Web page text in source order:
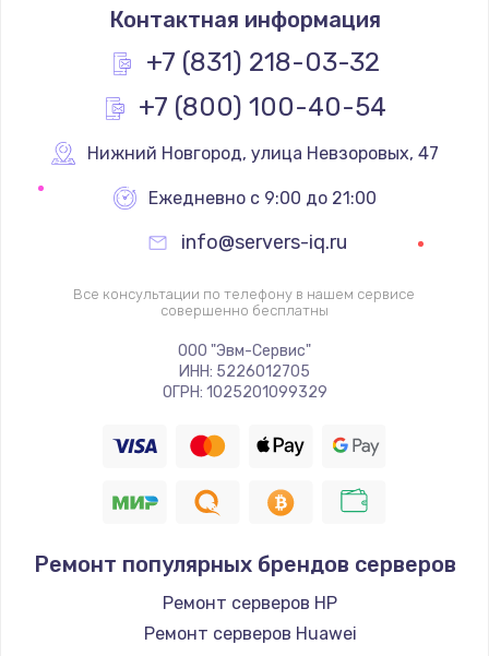
Заказать
Замена вебкамеры
1340 руб.
Заказать
Ремонт петель крышки
990 руб.
1260 руб.
Замена шим-контроллера
3900 руб.
1200 руб.
Контактная информация
+7 (831) 218-03-32
+7 (800) 100-40-54
Нижний Новгород, улица Невзоровых, 47
Ежедневно с 9:00 до 21:00
info@servers-iq.ru
Все консультации по телефону в нашем сервисе
совершенно бесплатны
ООО "Эвм-Сервис"
ИНН: 5226012705
ОГРН: 1025201099329
Ремонт популярных брендов серверов
Ремонт серверов HP
Ремонт серверов Huawei